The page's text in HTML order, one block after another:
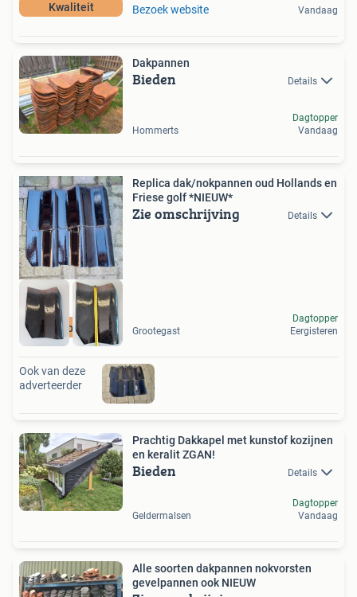
Kwaliteit Bezoek website Vandaag
Dakpannen
Bieden Details
Hommerts
Dagtopper
Vandaag
Replica oud model
Replica dak/nokpannen oud Hollands en
Friese golf *NIEUW*
Zie omschrijving Details
Grootegast
Dagtopper
Eergisteren
Ook van deze
adverteerder
Prachtig Dakkapel met kunstof kozijnen
en keralit ZGAN!
Bieden Details
Geldermalsen
Dagtopper
Vandaag
Alle soorten dakpannen nokvorsten
gevelpannen ook NIEUW